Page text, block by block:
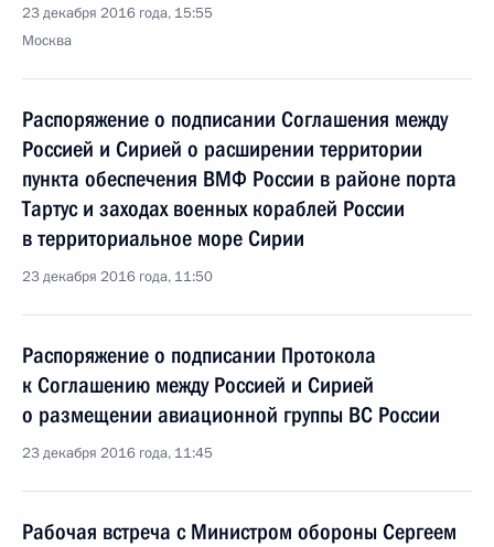
23 декабря 2016 года, 15:55
Москва
Распоряжение о подписании Соглашения между
Россией и Сирией о расширении территории
пункта обеспечения ВМФ России в районе порта
Тартус и заходах военных кораблей России
в территориальное море Сирии
23 декабря 2016 года, 11:50
Распоряжение о подписании Протокола
к Соглашению между Россией и Сирией
о размещении авиационной группы ВС России
23 декабря 2016 года, 11:45
Рабочая встреча с Министром обороны Сергеем